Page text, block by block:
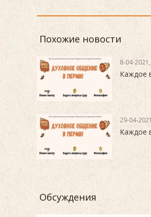
Похожие новости
8-04-
Каждое
29-04-
Каждое
Обсуждения